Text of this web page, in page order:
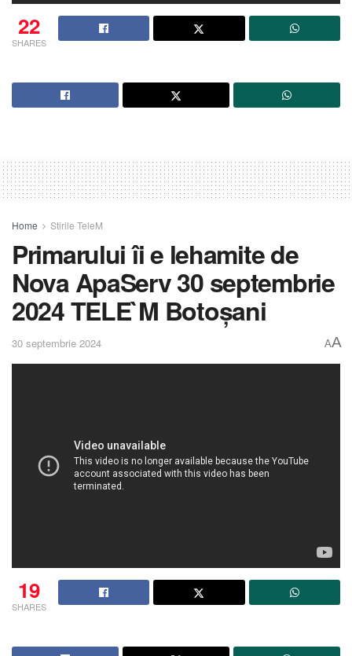
22
SHARES
Home Stirile TeleM
Primarului îi e lehamite de
Nova ApaServ 30 septembrie
2024 TELE`M Botoșani
30 septembrie 2024 AA
19
SHARES